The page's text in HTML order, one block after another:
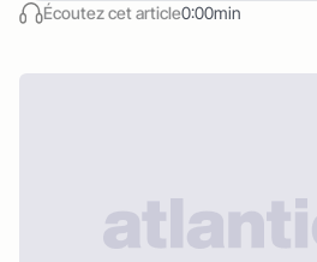
Écoutez cet article0:00min